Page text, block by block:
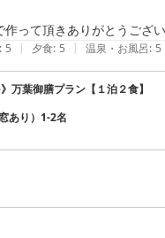
: 5 | 夕食: 5 | 温泉・お風呂: 5
万葉御膳プラン【１泊２食】
あり）1-2名